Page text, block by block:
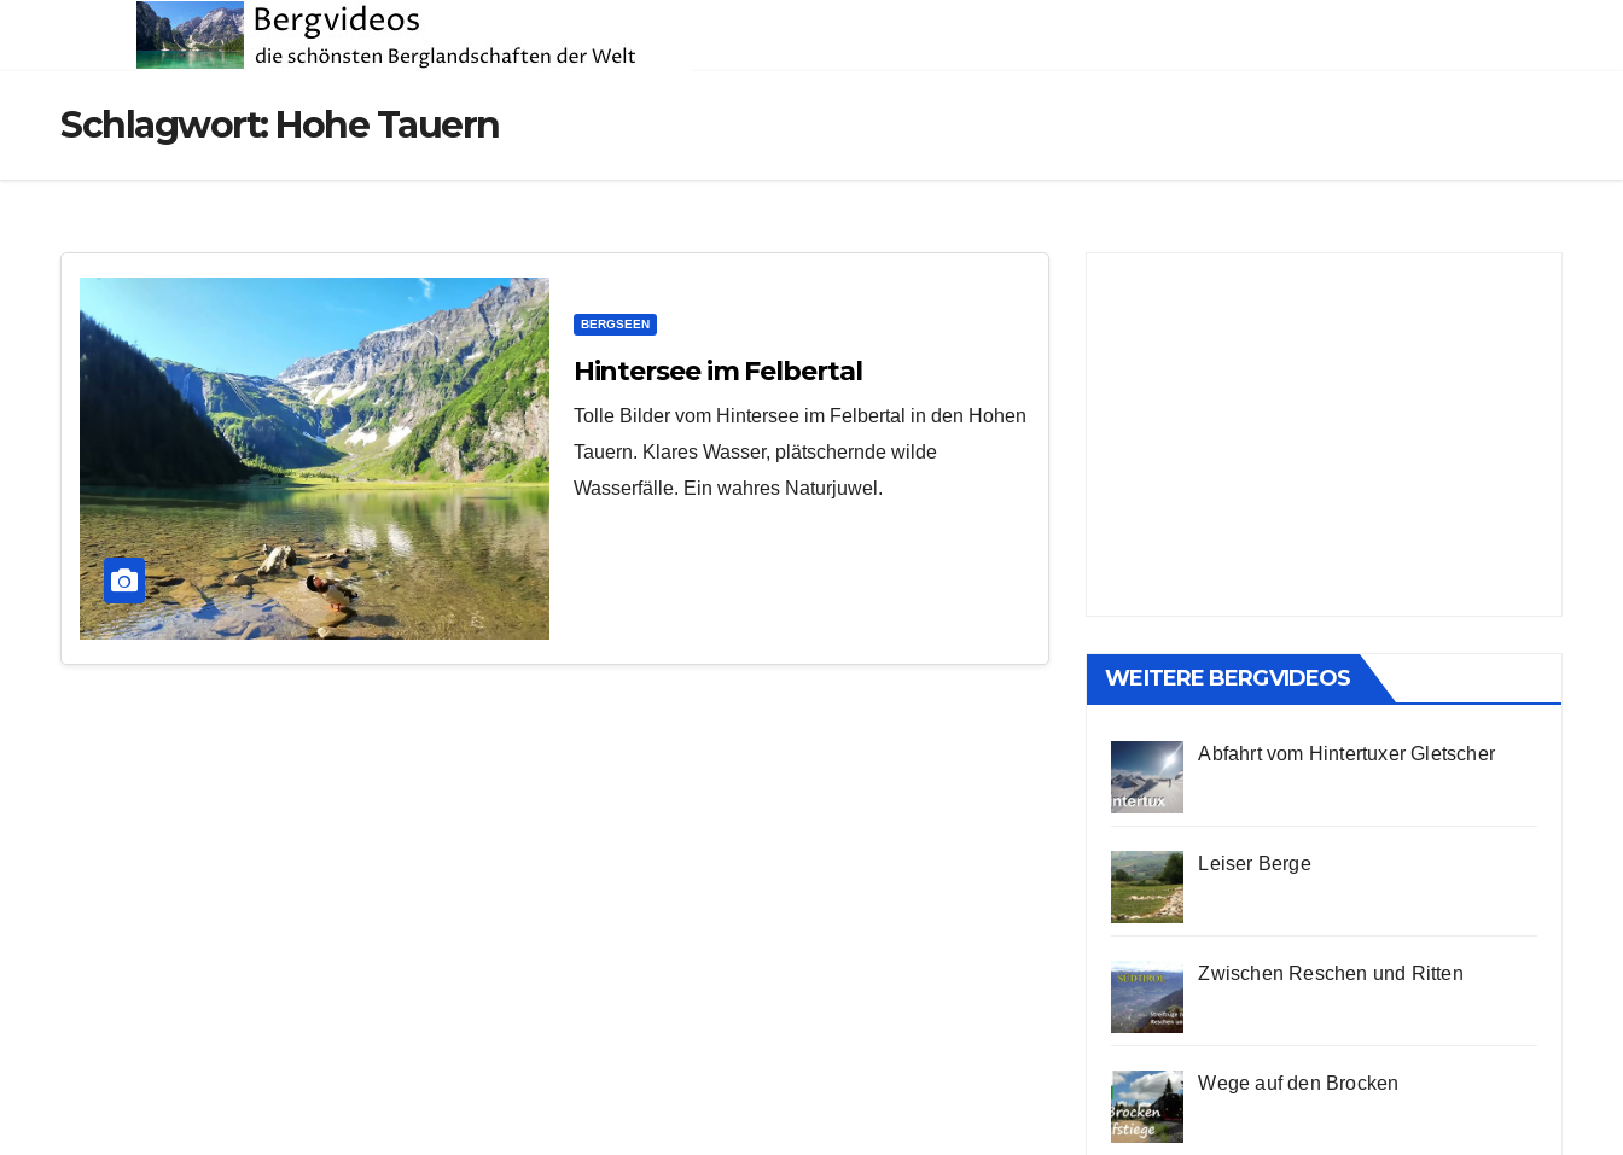
Schlagwort: Hohe Tauern
BERGSEEN
Hintersee im Felbertal
Tolle Bilder vom Hintersee im Felbertal in den Hohen
Tauern. Klares Wasser, plätschernde wilde
Wasserfälle. Ein wahres Naturjuwel.
WEITERE BERGVIDEOS
Abfahrt vom Hintertuxer Gletscher
Leiser Berge
Zwischen Reschen und Ritten
Wege auf den Brocken